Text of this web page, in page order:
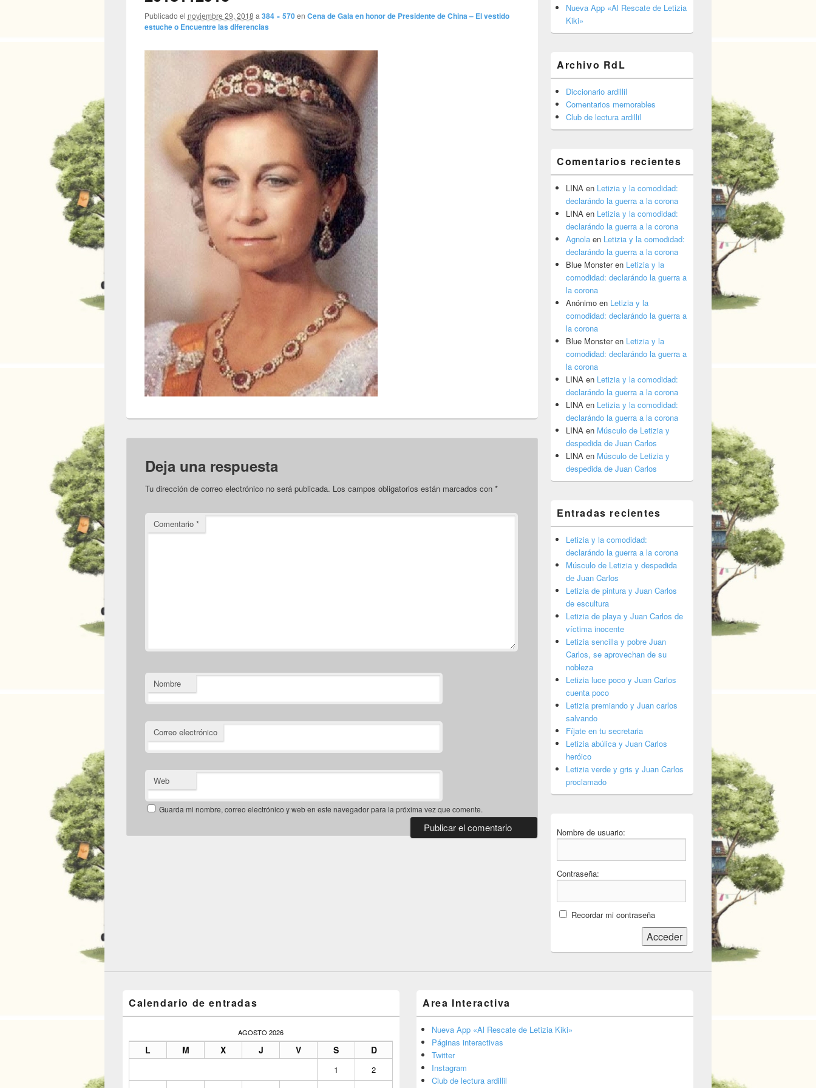
Publicado el noviembre 29, 2018 a 384 × 570en Cena de Gala en honor de Presidente de China – El vestido
estuche o Encuentre las diferencias
Deja una respuesta
Tu dirección de correo electrónico no será publicada. Los campos obligatorios están marcados con *
Comentario *
Nombre
Correo electrónico
Web
Guarda mi nombre, correo electrónico y web en este navegador para la próxima vez que comente.
barra
lateral
primaria
Nueva App «Al Rescate de Letizia
Kiki»
Archivo RdL
Diccionario ardillil
Comentarios memorables
Club de lectura ardillil
Comentarios recientes
LINA en Letizia y la comodidad:
declarándo la guerra a la corona
LINA en Letizia y la comodidad:
declarándo la guerra a la corona
Agnola en Letizia y la comodidad:
declarándo la guerra a la corona
Blue Monsteren Letizia y la
comodidad: declarándo la guerra a
la corona
Anónimo en Letizia y la
comodidad: declarándo la guerra a
la corona
Blue Monsteren Letizia y la
comodidad: declarándo la guerra a
la corona
LINA en Letizia y la comodidad:
declarándo la guerra a la corona
LINA en Letizia y la comodidad:
declarándo la guerra a la corona
LINA en Músculo de Letizia y
despedida de Juan Carlos
LINA en Músculo de Letizia y
despedida de Juan Carlos
Entradas recientes
Letizia y la comodidad:
declarándo la guerra a la corona
Músculo de Letizia y despedida
de Juan Carlos
Letizia de pintura y Juan Carlos
de escultura
Letizia de playa y Juan Carlos de
víctima inocente
Letizia sencilla y pobre Juan
Carlos, se aprovechan de su
nobleza
Letizia luce poco y Juan Carlos
cuenta poco
Letizia premiando y Juan carlos
salvando
Fíjate en tu secretaria
Letizia abúlica y Juan Carlos
heróico
Letizia verde y gris y Juan Carlos
proclamado
Nombre de usuario:
Contraseña:
Recordar mi contraseña
Acceder
Calendario de entradas
AGOSTO 2026
L M X J V S D
1
2
Area Interactiva
Nueva App «Al Rescate de Letizia Kiki»
Páginas interactivas
Twitter
Instagram
Club de lectura ardillil